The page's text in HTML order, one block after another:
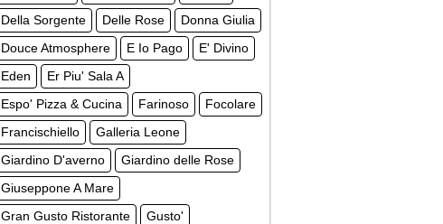
Della Sorgente
Delle Rose
Donna Giulia
Douce Atmosphere
E Io Pago
E' Divino
Eden
Er Piu' Sala A
Espo' Pizza & Cucina
Farinoso
Focolare
Francischiello
Galleria Leone
Giardino D'averno
Giardino delle Rose
Giuseppone A Mare
Gran Gusto Ristorante
Gusto'